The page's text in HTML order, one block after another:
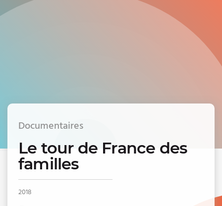
Documentaires
Le tour de France des
familles
2018